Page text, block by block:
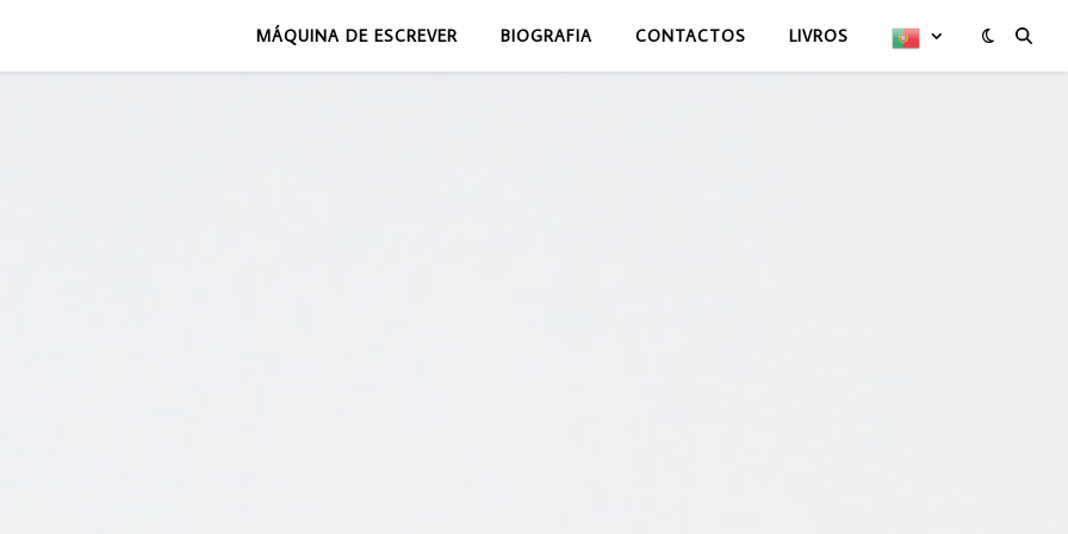
MÁQUINA DE ESCREVER BIOGRAFIA CONTACTOS LIVROS